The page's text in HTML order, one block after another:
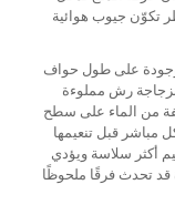
تكوّن جيوب هوائية
على طول حواف
بزجاجة رش مملوءة
من الماء على سطح
مباشر قبل تنعيمها
أكثر سلاسة ويؤدي
قد تحدث فرقًا ملحوظًا